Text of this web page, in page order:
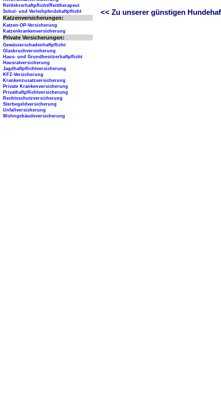
<< Zu unserer günstigen
Reitlehrerhaftpflicht/Reittherapeut
Schul- und Verleihpferdehaftpflicht
Katzenversicherungen:
Katzen-OP-Versicherung
Katzenkrankenversicherung
Private Versicherungen:
Gewässerschadenhaftpflicht
Glasbruchversicherung
Haus- und Grundbesitzerhaftpflicht
Hausratversicherung
Jagdhaftpflichtversicherung
KFZ-Versicherung
Krankenzusatzversicherung
Private Krankenversicherung
Privathaftpflichtversicherung
Rechtsschutzversicherung
Sterbegeldversicherung
Unfallversicherung
Wohngebäudeversicherung